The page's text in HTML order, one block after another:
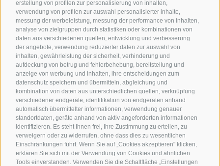
erstellung von profilen zur personalisierung von inhalten,
verwendung von profilen zur auswahl personalisierter inhalte,
messung der werbeleistung, messung der performance von inhalten,
analyse von zielgruppen durch statistiken oder kombinationen von
daten aus verschiedenen quellen, entwicklung und verbesserung
der angebote, verwendung reduzierter daten zur auswahl von
inhalten, gewährleistung der sicherheit, verhinderung und
aufdeckung von betrug und fehlerbehebung, bereitstellung und
anzeige von werbung und inhalten, ihre entscheidungen zum
datenschutz speichern und übermitteln, abgleichung und
kombination von daten aus unterschiedlichen quellen, verknüpfung
verschiedener endgeräte, identifikation von endgeräten anhand
automatisch übermittelter informationen, verwendung genauer
standortdaten, geräte anhand von aktiv angeforderten informationen
identifizieren. Es steht Ihnen frei, Ihre Zustimmung zu erteilen, zu
verweigern oder zu widerrufen, ohne dass dies zu wesentlichen
Einschränkungen führt. Wenn Sie auf „Cookies akzeptieren" klicken,
erklären Sie sich mit der Verwendung von Cookies und ähnlichen
Tools einverstanden. Verwenden Sie die Schaltfläche „Einstellungen